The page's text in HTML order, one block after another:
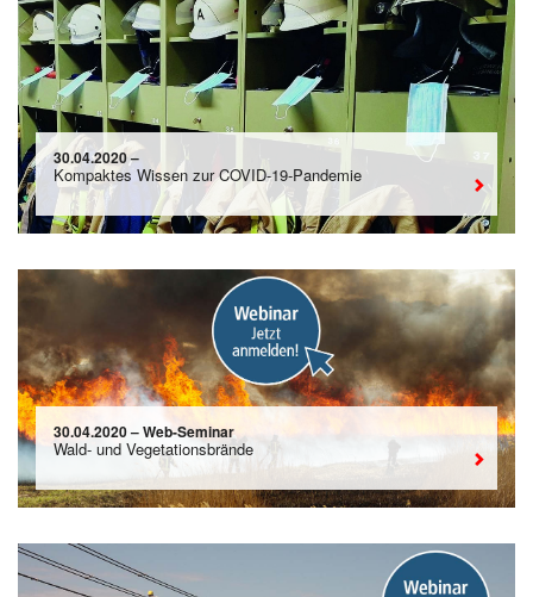
30.04.2020 –
Kompaktes Wissen zur COVID-19-Pandemie
30.04.2020 – Web-Seminar
Wald- und Vegetationsbrände